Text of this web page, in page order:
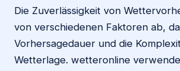
Die Zuverlässigkeit von
von verschiedenen Faktoren ab,
Vorhersagedauer und die
Wetterlage. wetteronline